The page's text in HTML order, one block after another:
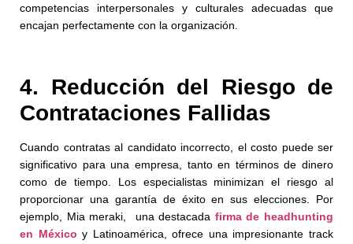
competencias interpersonales y culturales adecuadas que
encajan perfectamente con la organización.
4. Reducción del Riesgo de
Contrataciones Fallidas
Cuando contratas al candidato incorrecto, el costo puede ser
significativo para una empresa, tanto en términos de dinero
como de tiempo. Los especialistas minimizan el riesgo al
proporcionar una garantía de éxito en sus elecciones. Por
ejemplo, Mia meraki, una destacada firma de headhunting
en México y Latinoamérica, ofrece una impresionante track